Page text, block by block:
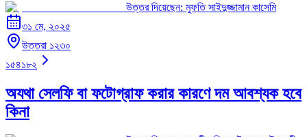
উত্তর দিয়েছেন: মুফতি সাইদুজ্জামান কাসেমি
৩১ মে, ২০২৫
উত্তরা ১২৩০
১৫৪১৮২
অযথা সেলফি বা ফটোগ্রাফ করার কারণে দম আবশ্যক হবে
কিনা